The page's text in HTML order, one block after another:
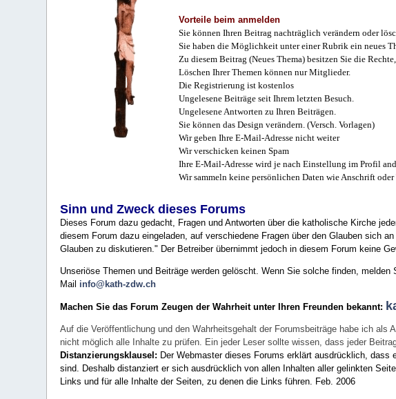
Vorteile beim anmelden
Sie können Ihren Beitrag nachträglich verändern oder
Sie haben die Möglichkeit unter einer Rubrik ein neues
Zu diesem Beitrag (Neues Thema) besitzen Sie die
Löschen Ihrer Themen können nur Mitglieder.
Die Registrierung ist kostenlos
Ungelesene Beiträge seit Ihrem letzten Besuch.
Ungelesene Antworten zu Ihren Beiträgen.
Sie können das Design verändern. (Versch. Vorlagen)
Wir geben Ihre E-Mail-Adresse nicht weiter
Wir verschicken keinen Spam
Ihre E-Mail-Adresse wird je nach Einstellung im Profil
Wir sammeln keine persönlichen Daten wie Anschrift
Sinn und Zweck dieses Forums
Dieses Forum dazu gedacht, Fragen und Antworten über die katholische Kirche
diesem Forum dazu eingeladen, auf verschiedene Fragen über den Glauben sich
Glauben zu diskutieren." Der Betreiber übernimmt jedoch in diesem Forum keine
Unseriöse Themen und Beiträge werden gelöscht. Wenn Sie solche finden,
Mail info@kath-zdw.ch
Machen Sie das Forum Zeugen der Wahrheit unter Ihren Freunden bekannt:
Auf die Veröffentlichung und den Wahrheitsgehalt der Forumsbeiträge habe ich
nicht möglich alle Inhalte zu prüfen. Ein jeder Leser sollte wissen, dass jeder
Distanzierungsklausel: Der Webmaster dieses Forums erklärt ausdrücklich,
sind. Deshalb distanziert er sich ausdrücklich von allen Inhalten aller gelinkten
Links und für alle Inhalte der Seiten, zu denen die Links führen. Feb. 2006